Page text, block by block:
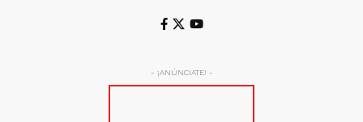
- ¡ANÚNCIATE! -